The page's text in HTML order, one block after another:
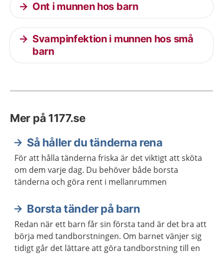
Ont i munnen hos barn
Svampinfektion i munnen hos små
barn
Mer på 1177.se
Så håller du tänderna rena
För att hålla tänderna friska är det viktigt att sköta
om dem varje dag. Du behöver både borsta
tänderna och göra rent i mellanrummen
Borsta tänder på barn
Redan när ett barn får sin första tand är det bra att
börja med tandborstningen. Om barnet vänjer sig
tidigt går det lättare att göra tandborstning till en